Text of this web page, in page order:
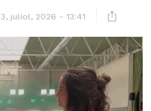
3, juliol, 2026 - 13:41